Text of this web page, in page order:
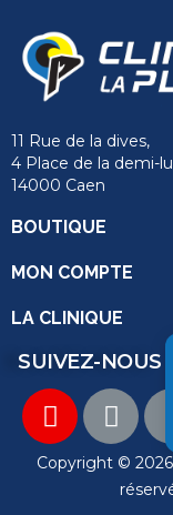
11 Rue de la dives,
4 Place de la demi-
14000 Caen
BOUTIQUE
MON COMPTE
LA CLINIQUE
SUIVEZ-NOUS
Copyright ©